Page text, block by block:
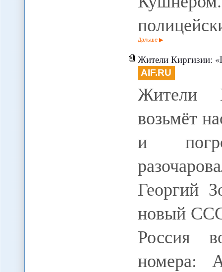
Дальше
Жители Киргизии:
AIF.RU
Жители
возьмёт
и
Георгий
новый
Россия